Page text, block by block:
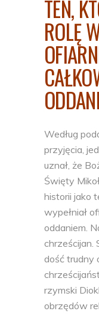
TEN,
ROLĘ
Według
przyjęcia,
uznał, że
Święty
historii jako
wypełniał
oddaniem.
chrześcijan.
dość trudny
rzymski
obrzędów